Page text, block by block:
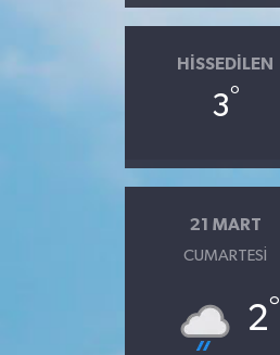
HISSEDILEN
3°
21 MART
CUMARTESI
2°